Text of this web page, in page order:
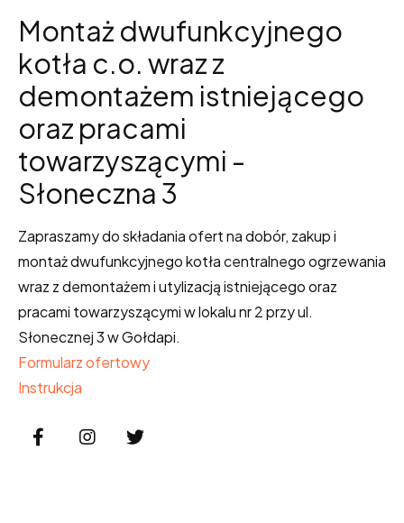
Montaż dwufunkcyjnego
kotła c.o. wraz z
demontażem istniejącego
oraz pracami
towarzyszącymi -
Słoneczna 3
Zapraszamy do składania ofert na dobór, zakup i
montaż dwufunkcyjnego kotła centralnego ogrzewania
wraz z demontażem i utylizacją istniejącego oraz
pracami towarzyszącymi w lokalu nr 2 przy ul.
Słonecznej 3 w Gołdapi.
Formularz ofertowy
Instrukcja